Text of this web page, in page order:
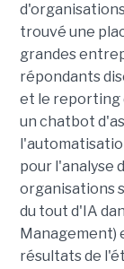
trouvé une
grandes
répondants
et le reporting
un chatbot
pour l'analyse
organisations
du tout d'IA
Management)
résultats de